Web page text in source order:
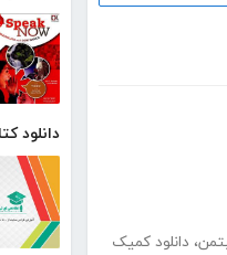
دانلود
، دانلود کمیک